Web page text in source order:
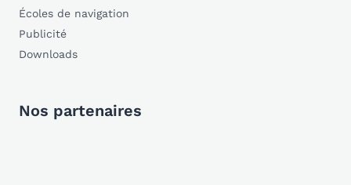
Écoles de navigation
Publicité
Downloads
Nos partenaires